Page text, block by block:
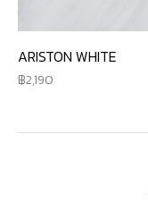
ARISTON WHITE
2,190